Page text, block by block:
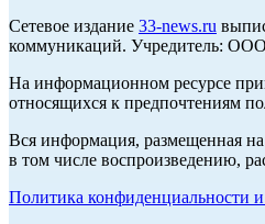
Cетевое издание 33-news.ru
коммуникаций. Учредитель:
На информационном ресурсе
относящихся к предпочтениям
Вся информация, размещенная
в том числе воспроизведению,
Политика конфиденциальности